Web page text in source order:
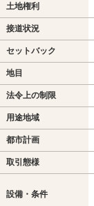
土地権利
接道状況
セットバック
地目
法令上の制限
用途地域
都市計画
取引態様
設備・条件